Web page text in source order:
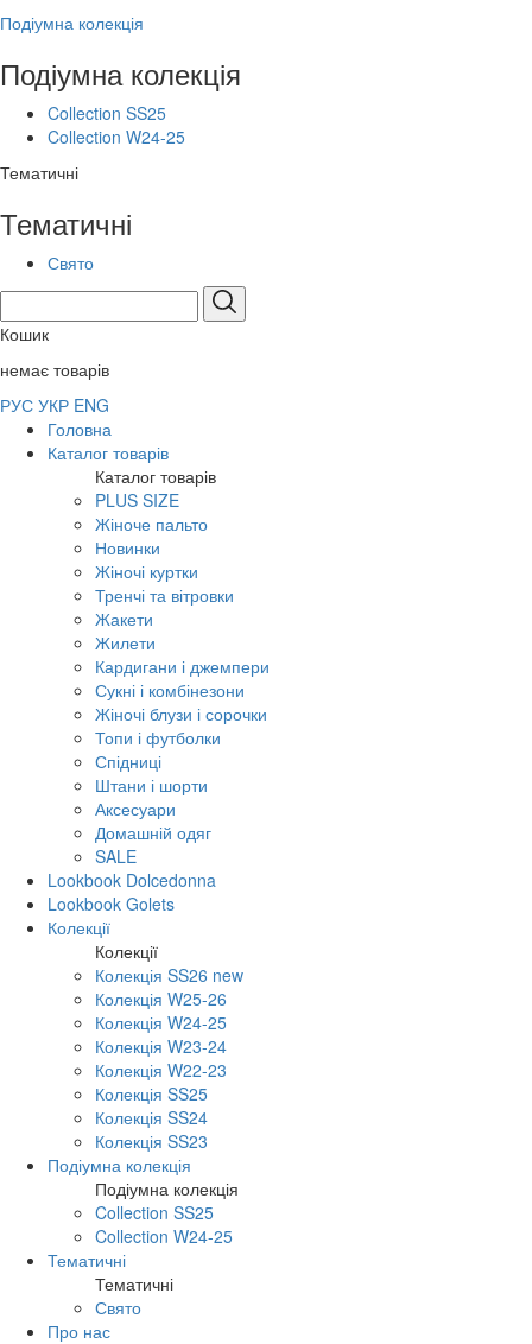
Подіумна колекція
Подіумна колекція
Collection SS25
Collection W24-25
Тематичні
Тематичні
Свято
Кошик
немає товарів
РУС УКР ENG
Головна
Каталог товарів
Каталог товарів
PLUS SIZE
Жіноче пальто
Новинки
Жіночі куртки
Тренчі та вітровки
Жакети
Жилети
Кардигани і джемпери
Сукні і комбінезони
Жіночі блузи і сорочки
Топи і футболки
Спідниці
Штани і шорти
Аксесуари
Домашній одяг
SALE
Lookbook Dolcedonna
Lookbook Golets
Колекції
Колекції
Колекція SS26 new
Колекція W25-26
Колекція W24-25
Колекція W23-24
Колекція W22-23
Колекція SS25
Колекція SS24
Колекція SS23
Подіумна колекція
Подіумна колекція
Collection SS25
Collection W24-25
Тематичні
Тематичні
Свято
Про нас